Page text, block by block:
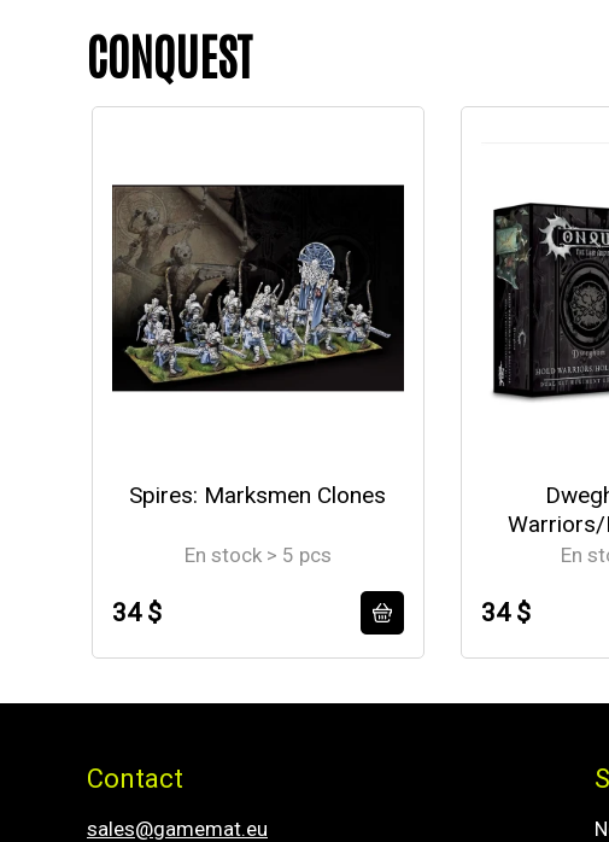
CONQUEST
Spires: Marksmen Clones
En stock > 5 pcs
34 $
Warriors/
En
34 $
Contact
sales@gamemat.eu